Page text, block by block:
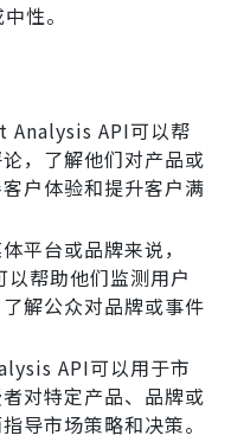
性。
API可以帮
，了解他们对产品或
户体验和提升客户满
平台或品牌来说，
帮助他们监测用户
解公众对品牌或事件
API可以用于市
对特定产品、品牌或
导市场策略和决策。